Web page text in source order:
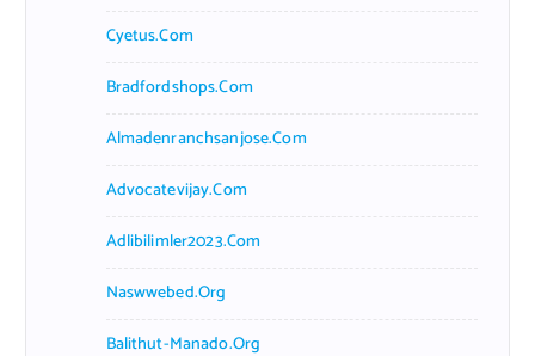
Cyetus.com
Bradfordshops.com
Almadenranchsanjose.com
Advocatevijay.com
Adlibilimler2023.com
Naswwebed.org
Balithut-Manado.org